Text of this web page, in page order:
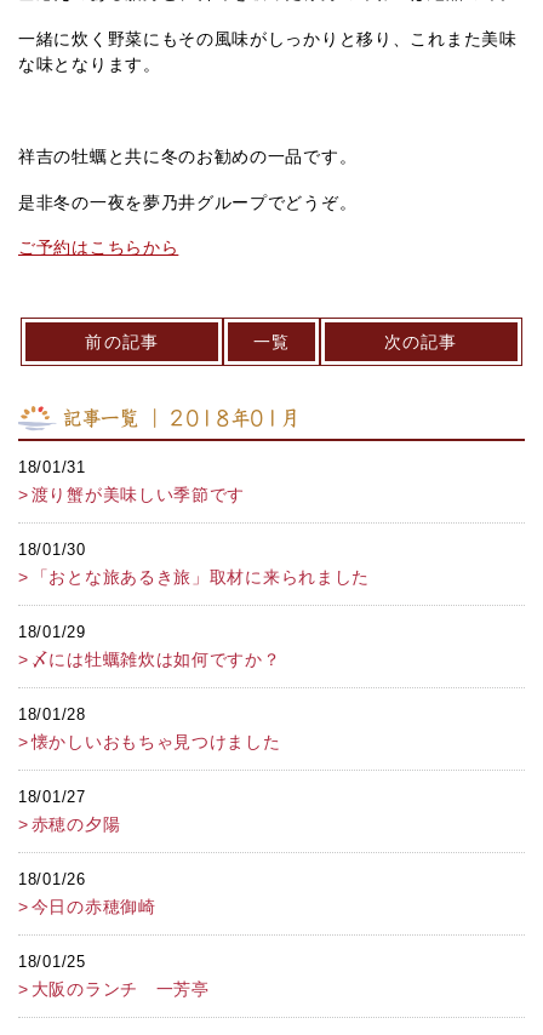
一緒に炊く野菜にもその風味がしっかりと移り、これまた美味
な味となります。
祥吉の牡蠣と共に冬のお勧めの一品です。
是非冬の一夜を夢乃井グループでどうぞ。
ご予約はこちらから
前の記事 一覧 次の記事
記事一覧 ｜ 2018年01月
18/01/31
渡り蟹が美味しい季節です
18/01/30
「おとな旅あるき旅」取材に来られました
18/01/29
〆には牡蠣雑炊は如何ですか？
18/01/28
懐かしいおもちゃ見つけました
18/01/27
赤穂の夕陽
18/01/26
今日の赤穂御崎
18/01/25
大阪のランチ 一芳亭